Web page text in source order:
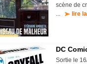
scène de
...
lire
DC
Sortie le